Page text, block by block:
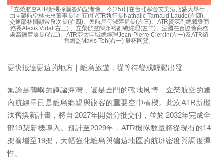
「立榮航空ATR新機採購簽約記者會」今(25)日在台北寒舍艾美酒店盛大舉行，
由立榮航空林志忠董事長(右五)和ATR執行長Nathalie Tarnaud Laude(左四)、
交通部林國顯常務次長(右四)、民航局何淑萍局長(左三)、ATR資深副總裁暨商
務長Alexis Vidal(右三) 、立榮航空陳永裕副總經理(左二)、法國在台協會商務
處高德廉處長(右二)、ATR亞太區域總經理Jean-Pierre Clercin(左一)及ATR銷
售總監Mavis Toh(右一) 舉杯同賀。
更快抵達更遠的地方｜離島旅遊，從等待變成輕鬆出發
無論是蘭嶼的靜謐海灣，還是金門的戰地風情，立榮航空的國
內航線早已是離島鄉親與旅客的重要空中橋樑。此次ATR新機
汰舊換新計畫，將自 2027年開始分批交付，並於 2032年完成全
部19架新機導入。預計至2029年，ATR機隊數量將從現有的14
架擴增至19架，大幅強化離島與偏遠地區的航班密度與調度彈
性。